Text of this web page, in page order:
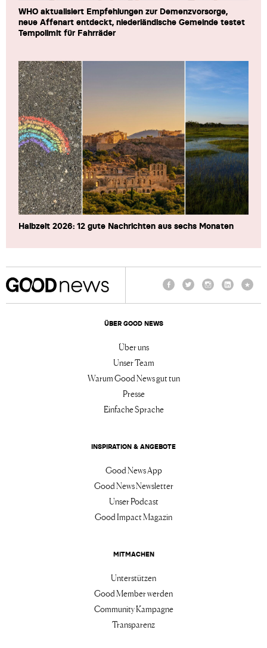
WHO aktualisiert Empfehlungen zur Demenzvorsorge,
neue Affenart entdeckt, niederländische Gemeinde testet
Tempolimit für Fahrräder
Halbzeit 2026: 12 gute Nachrichten aus sechs Monaten
ÜBER GOOD NEWS
Über uns
Unser Team
Warum Good News gut tun
Presse
Einfache Sprache
INSPIRATION & ANGEBOTE
Good News App
Good News Newsletter
Unser Podcast
Good Impact Magazin
MITMACHEN
Unterstützen
Good Member werden
Community Kampagne
Transparenz